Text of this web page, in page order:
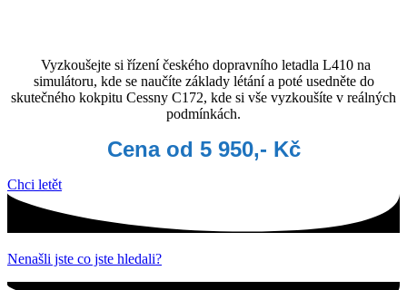
Vyzkoušejte si řízení českého dopravního letadla L410 na
simulátoru, kde se naučíte základy létání a poté usedněte do
skutečného kokpitu Cessny C172, kde si vše vyzkoušíte v reálných
podmínkách.
Cena od 5 950,- Kč
Chci letět
Nenašli jste co jste hledali?